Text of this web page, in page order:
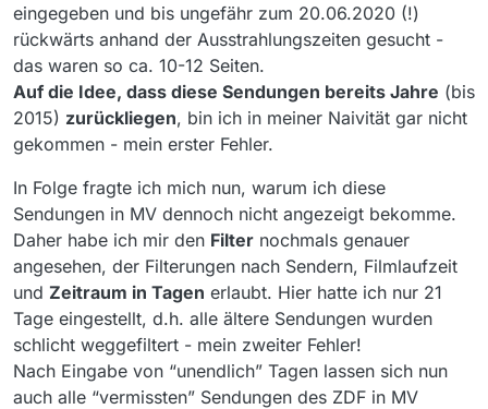
eingegeben und bis ungefähr zum 20.06.2020 (!)
rückwärts anhand der Ausstrahlungszeiten gesucht -
das waren so ca. 10-12 Seiten.
Auf die Idee, dass diese Sendungen bereits Jahre (bis
2015) zurückliegen, bin ich in meiner Naivität gar nicht
gekommen - mein erster Fehler.
In Folge fragte ich mich nun, warum ich diese
Sendungen in MV dennoch nicht angezeigt bekomme.
Daher habe ich mir den Filter nochmals genauer
angesehen, der Filterungen nach Sendern, Filmlaufzeit
und Zeitraum in Tagen erlaubt. Hier hatte ich nur 21
Tage eingestellt, d.h. alle ältere Sendungen wurden
schlicht weggefiltert - mein zweiter Fehler!
Nach Eingabe von “unendlich” Tagen lassen sich nun
auch alle “vermissten” Sendungen des ZDF in MV